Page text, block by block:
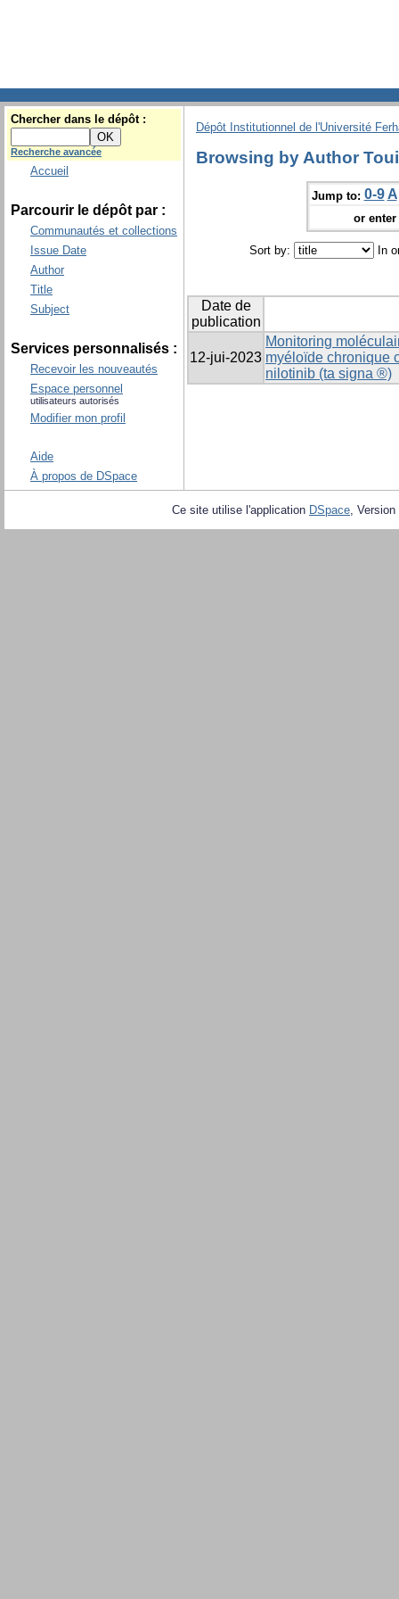
Chercher dans le dépôt :
Recherche avancée
Accueil
Parcourir le dépôt par :
Communautés et collections
Issue Date
Author
Title
Subject
Services personnalisés :
Recevoir les nouveautés
Espace personnel
utilisateurs autorisés
Modifier mon profil
Aide
À propos de DSpace
Dépôt Institutionnel de l'Université
Browsing by Author
Jump to: 0-9 A
or
Sort by: In
Date de
publication
12-jui-2023
Monitoring
myéloïde chronique
nilotinib (ta signa ®)
Ce site utilise l'application DSpace,